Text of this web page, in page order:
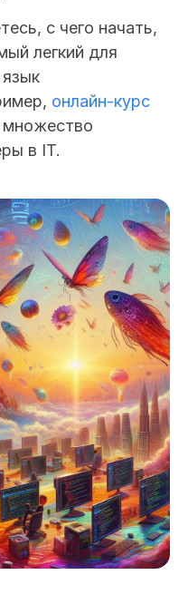
с чего начать,
легкий для
онлайн-курс
множество
в IT.